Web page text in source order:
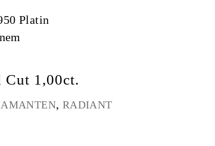
Cut 1,00ct.
, RADIANT